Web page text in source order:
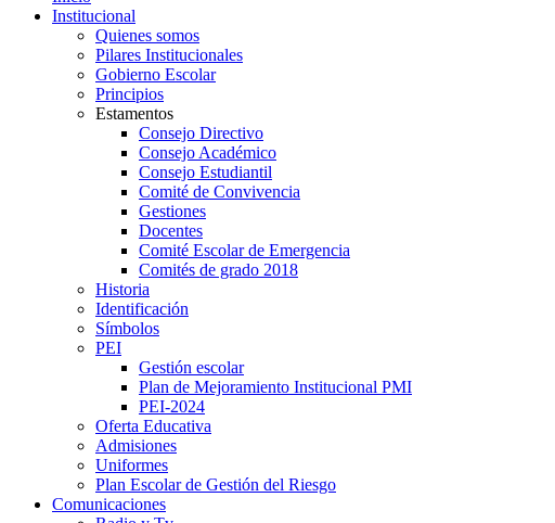
Institucional
Quienes somos
Pilares Institucionales
Gobierno Escolar
Principios
Estamentos
Consejo Directivo
Consejo Académico
Consejo Estudiantil
Comité de Convivencia
Gestiones
Docentes
Comité Escolar de Emergencia
Comités de grado 2018
Historia
Identificación
Símbolos
PEI
Gestión escolar
Plan de Mejoramiento Institucional PMI
PEI-2024
Oferta Educativa
Admisiones
Uniformes
Plan Escolar de Gestión del Riesgo
Comunicaciones